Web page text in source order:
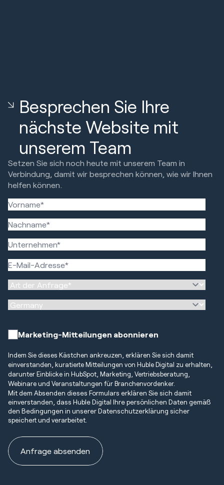
Besprechen Sie Ihre
nächste Website mit
unserem Team
Setzen Sie sich noch heute mit unserem Team in
Verbindung, damit wir besprechen können, wie wir Ihnen
helfen können.
Marketing-Mitteilungen abonnieren
Indem Sie dieses Kästchen ankreuzen, erklären Sie sich damit
einverstanden, kuratierte Mitteilungen von Huble Digital zu erhalten,
darunter Einblicke in HubSpot, Marketing, Vertriebsberatung,
Webinare und Veranstaltungen für Branchenvordenker.
Mit dem Absenden dieses Formulars erklären Sie sich damit
einverstanden, dass Huble Digital Ihre persönlichen Daten gemäß
den Bedingungen in unserer Datenschutzerklärung sicher
speichert und verarbeitet.